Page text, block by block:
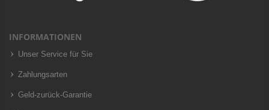
INFORMATIONEN
Unser Service für Sie
Zahlungsarten
Geld-zurück-Garantie